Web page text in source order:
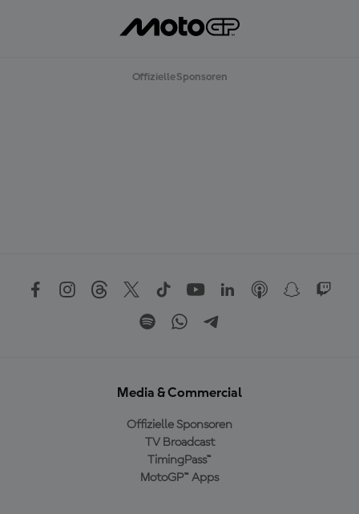
Offizielle Sponsoren
Media & Commercial
Offizielle Sponsoren
TV Broadcast
TimingPass™
MotoGP™ Apps